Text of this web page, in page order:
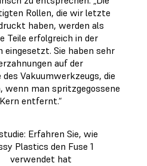
Rollen, die wir letzte
haben, werden als
Teile erfolgreich in der
eingesetzt. Sie haben sehr
auf der
Vakuumwerkzeugs, die
wenn man spritzgegossene
entfernt.“
Erfahren Sie, wie
Plastics den Fuse 1
verwendet hat